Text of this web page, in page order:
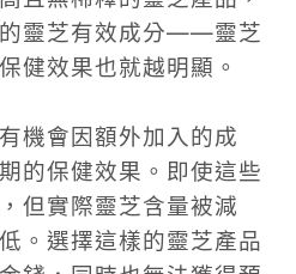
靈芝有效成分——靈芝
健效果也就越明顯。
機會因額外加入的成
的保健效果。即使這些
但實際靈芝含量被減
。選擇這樣的靈芝產品